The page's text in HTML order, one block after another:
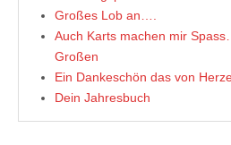
Großes Lob an….
Auch Karts machen mir
Großen
Ein Dankeschön das von
Dein Jahresbuch